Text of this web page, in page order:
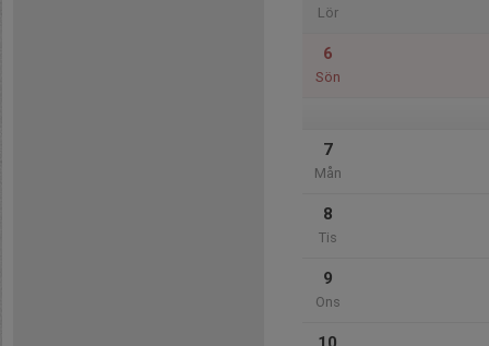
Lör
6
Sön
7
Mån
8
Tis
9
Ons